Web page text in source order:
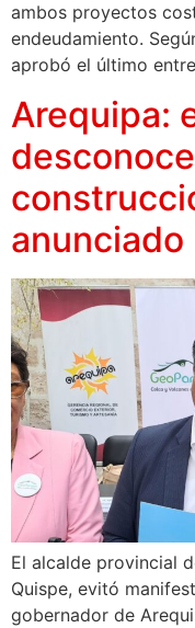
ambos proyectos
endeudamiento.
aprobó el último
Arequipa:
anunciado
El alcalde provincial
Quispe, evitó
gobernador de